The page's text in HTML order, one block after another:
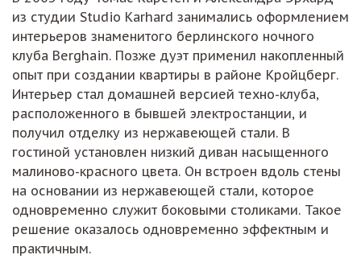
из студии Studio Karhard занимались оформлением
интерьеров знаменитого берлинского ночного
клуба Berghain. Позже дуэт применил накопленный
опыт при создании квартиры в районе Кройцберг.
Интерьер стал домашней версией техно-клуба,
расположенного в бывшей электростанции, и
получил отделку из нержавеющей стали. В
гостиной установлен низкий диван насыщенного
малиново-красного цвета. Он встроен вдоль стены
на основании из нержавеющей стали, которое
одновременно служит боковыми столиками. Такое
решение оказалось одновременно эффектным и
практичным.